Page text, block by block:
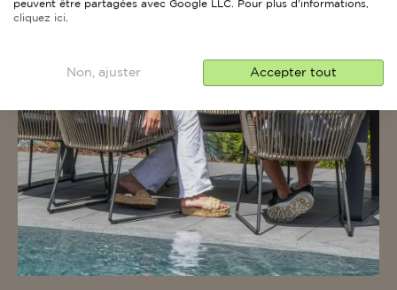
peuvent être partagées avec Google LLC. Pour plus d'informations,
cliquez ici
Non, ajuster Accepter tout